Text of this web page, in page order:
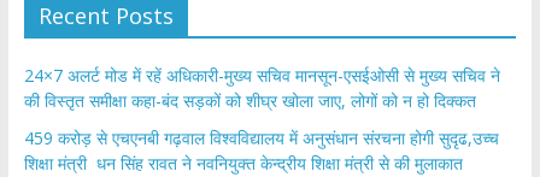
Recent Posts
24×7 अलर्ट मोड में रहें अधिकारी-मुख्य सचिव मानसून-एसईओसी से मुख्य सचिव ने
की विस्तृत समीक्षा कहा-बंद सड़कों को शीघ्र खोला जाए, लोगों को न हो दिक्कत
459 करोड़ से एचएनबी गढ़वाल विश्वविद्यालय में अनुसंधान संरचना होगी सुदृढ,उच्च
शिक्षा मंत्री धन सिंह रावत ने नवनियुक्त केन्द्रीय शिक्षा मंत्री से की मुलाकात